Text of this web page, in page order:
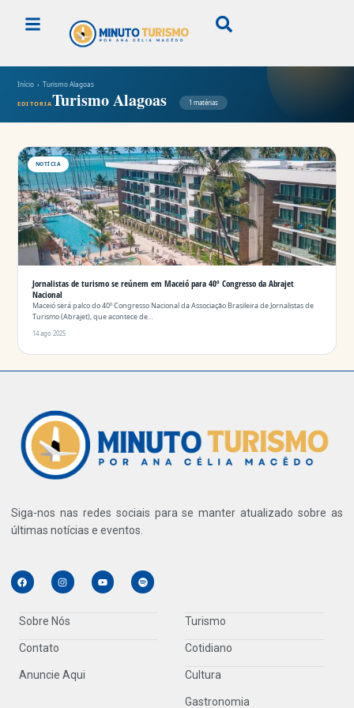
Início › Turismo Alagoas
EDITORIATurismo Alagoas 1 matérias
NOTÍCIA
Jornalistas de turismo se reúnem em Maceió para 40º Congresso da Abrajet
Nacional
Maceió será palco do 40º Congresso Nacional da Associação Brasileira de Jornalistas de
Turismo (Abrajet), que acontece de…
14 ago 2025
Siga-nos nas redes sociais para se manter atualizado sobre as
últimas notícias e eventos.
Sobre Nós
Contato
Anuncie Aqui
Turismo
Cotidiano
Cultura
Gastronomia